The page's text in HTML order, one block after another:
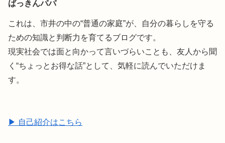
ばっきんパパ
これは、市井の中の“普通の家庭”が、自分の暮らしを守る
ための知識と判断力を育てるブログです。
現実社会では面と向かって言いづらいことも、友人から聞
く“ちょっとお得な話”として、気軽に読んでいただけま
す。
▶ 自己紹介はこちら